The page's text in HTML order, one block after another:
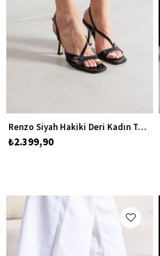
Renzo Siyah Hakiki Deri Kadın Topuklu Ayakkabı
₺2.399,90